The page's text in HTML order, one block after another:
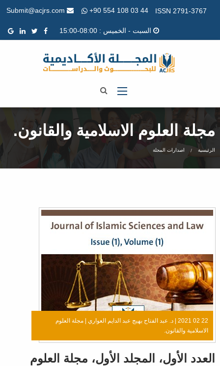
ISSN 2791-3767
+90 554 108 03 44
السبت - الخميس : 08:00-15:00
مجلة العلوم الاسلامية والقانون.
الرئيسية اصدارات المجلة
22 02 2021 | د. عبد الفتاح بهيج عبد الدايم العواري
مجلة العلوم
الاسلامية والقانون.
العدد الأول، المجلد الأول، مجلة العلوم